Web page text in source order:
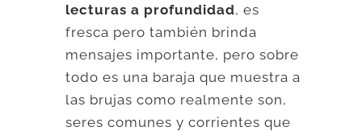
lecturas a profundidad, es
fresca pero también brinda
mensajes importante, pero sobre
todo es una baraja que muestra a
las brujas como realmente son,
seres comunes y corrientes que